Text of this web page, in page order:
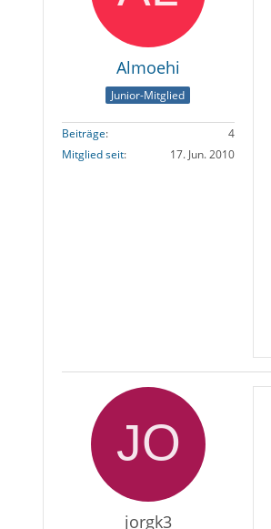
Almoehi
Junior-Mitglied
Beiträge
4
Mitglied seit
17. Jun. 2010
jorgk3